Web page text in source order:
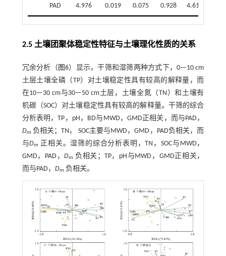
PAD 4.976 0.019 0.075 0.928 4.619
2.5 土壤团聚体稳定性特征与土壤理化性质的关系
冗余分析（ 图6）显示，干筛和湿筛两种方式下，0—10 cm
土层土壤全磷（TP）对土壤稳定性具有较高的解释量，而
在10—30 cm与30—50 cm土层，土壤全氮（TN）和土壤有
机碳（SOC）对土壤稳定性具有较高的解释量。干筛的综合
分析表明，TP，pH，BD与MWD，GMD正相关，而与PAD，
Dm 负相关；TN， SOC主要与MWD，GMD，PAD负相关，而
与Dm
正相关。湿筛的综合分析表明，TN，SOC与MWD，
GMD，PAD，Dm 负相关；TP，pH与MWD，GMD正相关，
而与PAD， Dm 负相关。